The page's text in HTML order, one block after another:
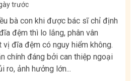
trước
bà con khi được bác sĩ chỉ định
đệm thì lo lắng, phân vân
vị đĩa đệm có nguy hiểm không.
chính đáng bởi can thiệp ngoại
ro, ảnh hưởng lớn...